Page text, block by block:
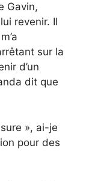
Gavin,
revenir. Il
sur la
d’un
dit que
», ai-je
pour des